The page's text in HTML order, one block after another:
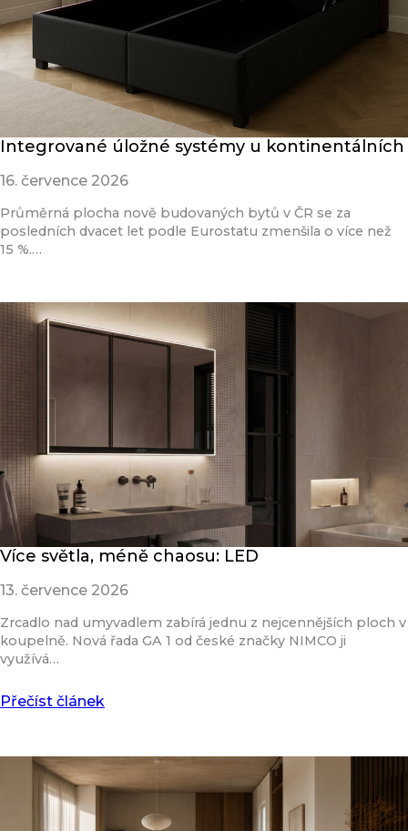
Integrované úložné systémy u kontinentálních
16. července 2026
Průměrná plocha nově budovaných bytů v ČR se za
posledních dvacet let podle Eurostatu zmenšila o více než
15 %.…
Více světla, méně chaosu: LED
13. července 2026
Zrcadlo nad umyvadlem zabírá jednu z nejcennějších ploch v
koupelně. Nová řada GA 1 od české značky NIMCO ji
využívá…
Přečíst článek